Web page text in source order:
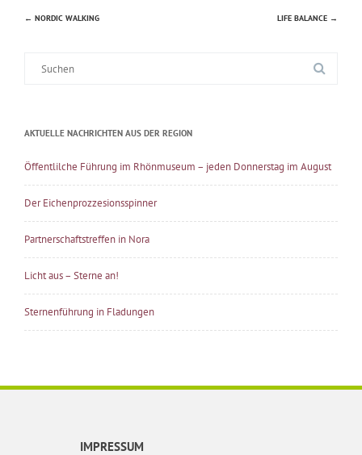
Beitragsnavigation
← NORDIC WALKING LIFE BALANCE →
AKTUELLE NACHRICHTEN AUS DER REGION
Öffentlilche Führung im Rhönmuseum – jeden Donnerstag im August
Der Eichenprozzesionsspinner
Partnerschaftstreffen in Nora
Licht aus – Sterne an!
Sternenführung in Fladungen
IMPRESSUM